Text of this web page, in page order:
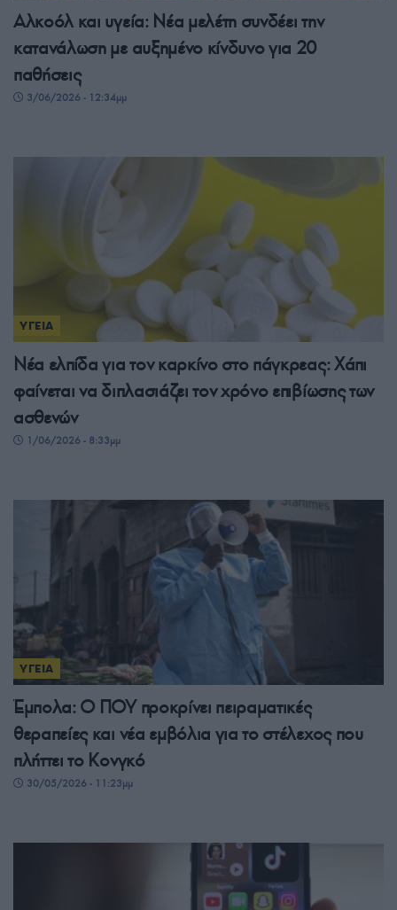
Αλκοόλ και υγεία: Νέα μελέτη συνδέει την
κατανάλωση με αυξημένο κίνδυνο για 20
παθήσεις
3/06/2026 - 12:34μμ
ΥΓΕΙΑ
Νέα ελπίδα για τον καρκίνο στο πάγκρεας: Χάπι
φαίνεται να διπλασιάζει τον χρόνο επιβίωσης των
ασθενών
1/06/2026 - 8:33μμ
ΥΓΕΙΑ
Έμπολα: Ο ΠΟΥ προκρίνει πειραματικές
θεραπείες και νέα εμβόλια για το στέλεχος που
πλήττει το Κονγκό
30/05/2026 - 11:23μμ